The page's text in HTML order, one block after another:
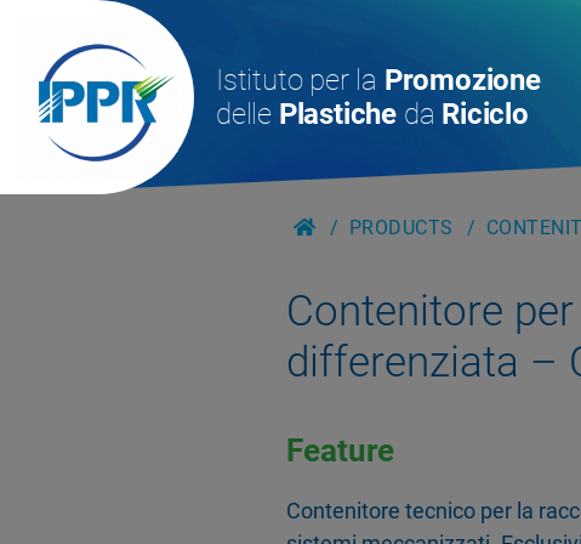
Istituto per la Promozione
delle Plastiche da Riciclo
PRODUCTS
Contenitore
differenziata –
Feature
Contenitore tecnico per la